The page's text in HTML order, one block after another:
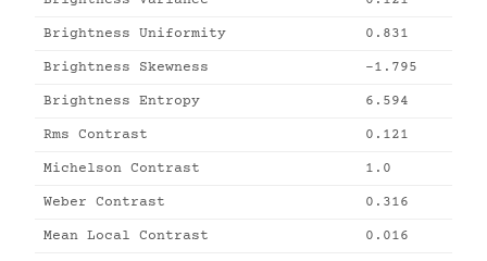
Brightness Uniformity 0.831
Brightness Skewness -1.795
Brightness Entropy 6.594
Rms Contrast 0.121
Michelson Contrast 1.0
Weber Contrast 0.316
Mean Local Contrast 0.016